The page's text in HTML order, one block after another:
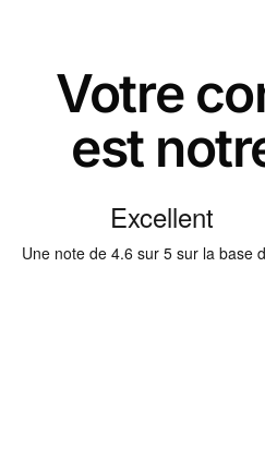
Votre
est